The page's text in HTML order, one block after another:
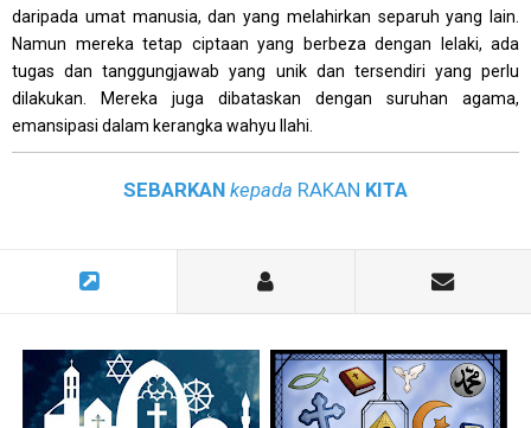
daripada umat manusia, dan yang melahirkan separuh yang lain.
Namun mereka tetap ciptaan yang berbeza dengan lelaki, ada
tugas dan tanggungjawab yang unik dan tersendiri yang perlu
dilakukan. Mereka juga dibataskan dengan suruhan agama,
emansipasi dalam kerangka wahyu Ilahi.
SEBARKAN kepada RAKAN KITA